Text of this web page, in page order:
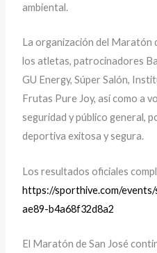
ambiental.
La organización del Maratón
los atletas, patrocinadores
GU Energy, Súper Salón,
Frutas Pure Joy, así como a
seguridad y público general,
deportiva exitosa y segura.
Los resultados oficiales
https://sporthive.com/
ae89-b4a68f32d8a2
El Maratón de San José